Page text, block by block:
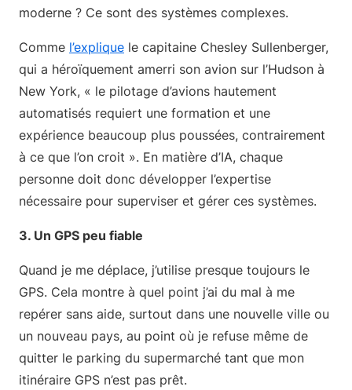
moderne ? Ce sont des systèmes complexes.
Comme l’explique le capitaine Chesley Sullenberger,
qui a héroïquement amerri son avion sur l’Hudson à
New York, « le pilotage d’avions hautement
automatisés requiert une formation et une
expérience beaucoup plus poussées, contrairement
à ce que l’on croit ». En matière d’IA, chaque
personne doit donc développer l’expertise
nécessaire pour superviser et gérer ces systèmes.
3. Un GPS peu fiable
Quand je me déplace, j’utilise presque toujours le
GPS. Cela montre à quel point j’ai du mal à me
repérer sans aide, surtout dans une nouvelle ville ou
un nouveau pays, au point où je refuse même de
quitter le parking du supermarché tant que mon
itinéraire GPS n’est pas prêt.